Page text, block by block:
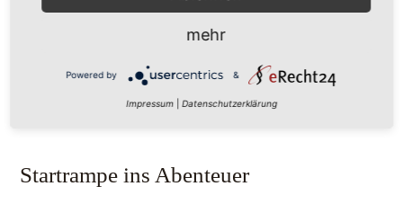
Süden ragt der Naturpark Hohe Mark an das so
genannte "Ruhrgebiet" mit seinen ganz
"Industriekultur".
Startrampe ins Abenteuer
mehr
Powered by &
Impressum Datenschutzerklärung